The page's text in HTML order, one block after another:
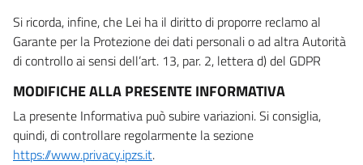
Si ricorda, infine, che Lei ha il diritto di proporre reclamo al
Garante per la Protezione dei dati personali o ad altra Autorità
di controllo ai sensi dell’art. 13, par. 2, lettera d) del GDPR
MODIFICHE ALLA PRESENTE INFORMATIVA
La presente Informativa può subire variazioni. Si consiglia,
quindi, di controllare regolarmente la sezione
https://www.privacy.ipzs.it.